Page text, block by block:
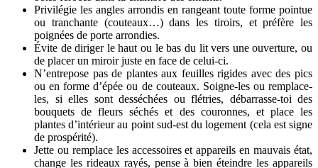
Privilégie les angles arrondis en rangeant toute forme pointue
ou tranchante (couteaux…) dans les tiroirs, et préfère les
poignées de porte arrondies.
Évite de diriger le haut ou le bas du lit vers une ouverture, ou
de placer un miroir juste en face de celui-ci.
N’entrepose pas de plantes aux feuilles rigides avec des pics
ou en forme d’épée ou de couteaux. Soigne-les ou remplace-
les, si elles sont desséchées ou flétries, débarrasse-toi des
bouquets de fleurs séchés et des couronnes, et place les
plantes d’intérieur au point sud-est du logement (cela est signe
de prospérité).
Jette ou remplace les accessoires et appareils en mauvais état,
change les rideaux rayés, pense à bien éteindre les appareils